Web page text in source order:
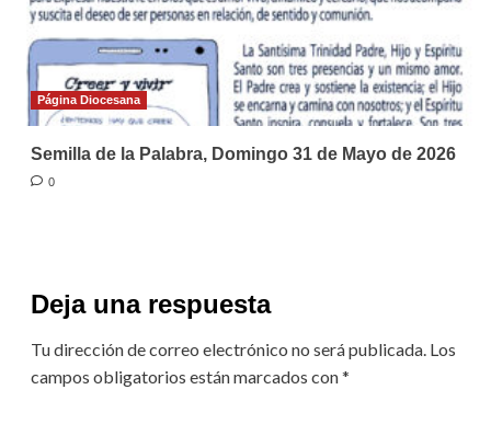
Página Diocesana
Semilla de la Palabra, Domingo 31 de Mayo de 2026
0
Deja una respuesta
Tu dirección de correo electrónico no será publicada. Los
campos obligatorios están marcados con*